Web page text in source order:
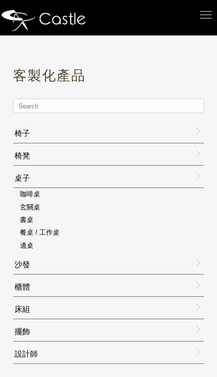
客製化產品
椅子
椅凳
桌子
咖啡桌
玄關桌
書桌
餐桌 / 工作桌
邊桌
沙發
櫃體
床組
擺飾
設計師